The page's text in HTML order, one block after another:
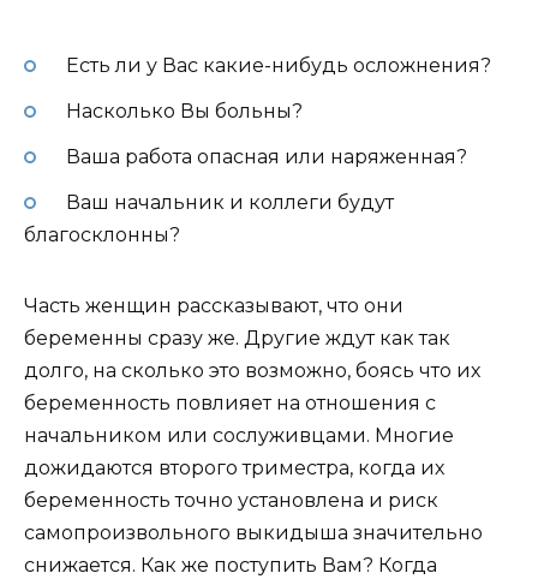
Есть ли у Вас какие-нибудь осложнения?
Насколько Вы больны?
Ваша работа опасная или наряженная?
Ваш начальник и коллеги будут
благосклонны?
Часть женщин рассказывают, что они
беременны сразу же. Другие ждут как так
долго, на сколько это возможно, боясь что их
беременность повлияет на отношения с
начальником или сослуживцами. Многие
дожидаются второго триместра, когда их
беременность точно установлена и риск
самопроизвольного выкидыша значительно
снижается. Как же поступить Вам? Когда